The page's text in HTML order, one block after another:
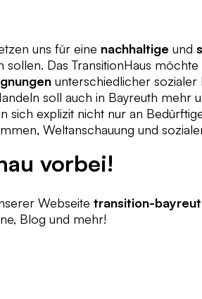
uns für eine nachhaltige und
sollen. Das TransitionHaus möchte
unterschiedlicher sozialer
soll auch in Bayreuth
sich explizit nicht nur an
Weltanschauung und
vorbei!
Webseitetransition-
Blog und mehr!